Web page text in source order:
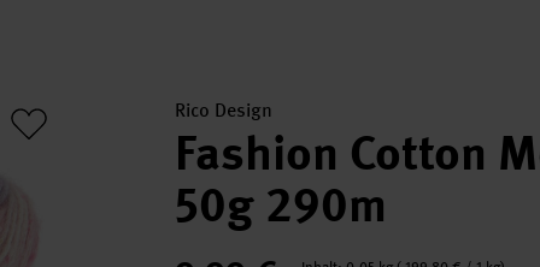
Rico Design
Fashion Cotton
50g 290m